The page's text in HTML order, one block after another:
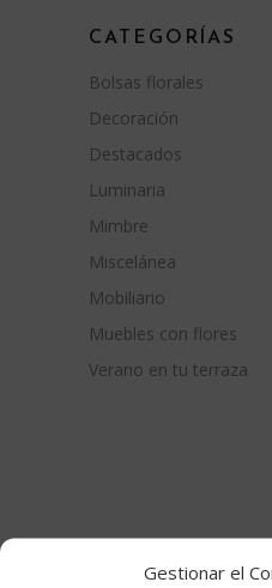
Gestionar el
CATEGORÍAS
Bolsas florales
Decoración
Destacados
Luminaria
Mimbre
Miscelánea
Mobiliario
Muebles con flores
Verano en tu terraza